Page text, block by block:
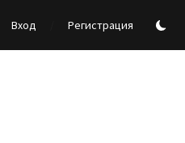
Вход Регистрация